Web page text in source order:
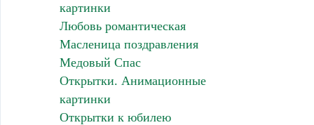
картинки
Любовь романтическая
Масленица поздравления
Медовый Спас
Открытки. Анимационные
картинки
Открытки к юбилею